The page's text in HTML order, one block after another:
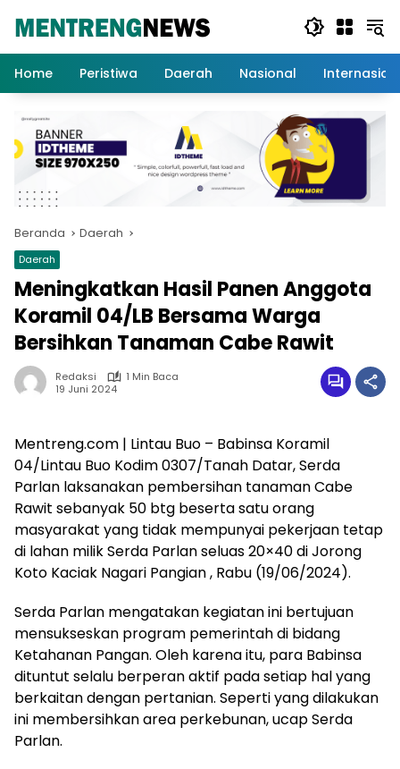
Home
Peristiwa Daerah Nasional
Beranda Daerah
Daerah
Meningkatkan Hasil Panen Anggota
Koramil 04/LB Bersama Warga
Bersihkan Tanaman Cabe Rawit
Redaksi
1 Min Baca
19 Juni 2024
Mentreng.com | Lintau Buo – Babinsa Koramil
04/Lintau Buo Kodim 0307/Tanah Datar, Serda
Parlan laksanakan pembersihan tanaman Cabe
Rawit sebanyak 50 btg beserta satu orang
masyarakat yang tidak mempunyai pekerjaan tetap
di lahan milik Serda Parlan seluas 20×40 di Jorong
Koto Kaciak Nagari Pangian , Rabu (19/06/2024).
Serda Parlan mengatakan kegiatan ini bertujuan
mensukseskan program pemerintah di bidang
Ketahanan Pangan. Oleh karena itu, para Babinsa
dituntut selalu berperan aktif pada setiap hal yang
berkaitan dengan pertanian. Seperti yang dilakukan
ini membersihkan area perkebunan, ucap Serda
Parlan.